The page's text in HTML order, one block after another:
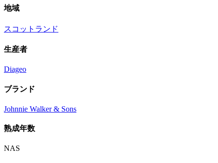
地域
スコットランド
生産者
Diageo
ブランド
Johnnie Walker & Sons
熟成年数
NAS